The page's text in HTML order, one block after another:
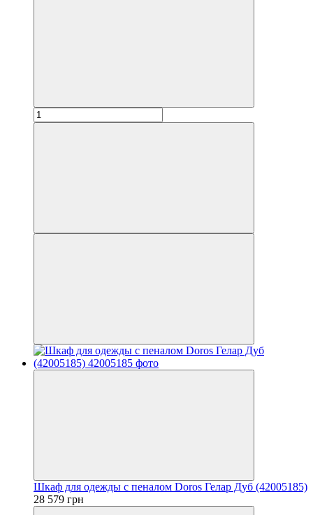
Шкаф для одежды с пеналом Doros Гелар Дуб (42005185)
28 579 грн